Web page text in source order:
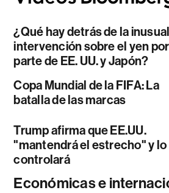
¿Qué hay detrás de la inusual
intervención sobre el yen por
parte de EE. UU. y Japón?
Copa Mundial de la FIFA: La
batalla de las marcas
Trump afirma que EE.UU.
"mantendrá el estrecho" y lo
controlará
Económicas e